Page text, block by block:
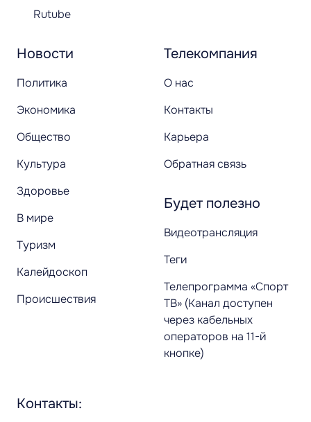
Новости
Политика
Экономика
Общество
Культура
Здоровье
В мире
Туризм
Калейдоскоп
Происшествия
Телекомпания
О нас
Контакты
Карьера
Обратная связь
Будет полезно
Видеотрансляция
Теги
Телепрограмма «Спорт
ТВ» (Канал доступен
через кабельных
операторов на 11-й
кнопке)
Rutube
Контакты: